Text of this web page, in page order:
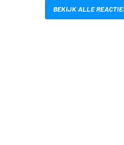
BEKIJK ALLE